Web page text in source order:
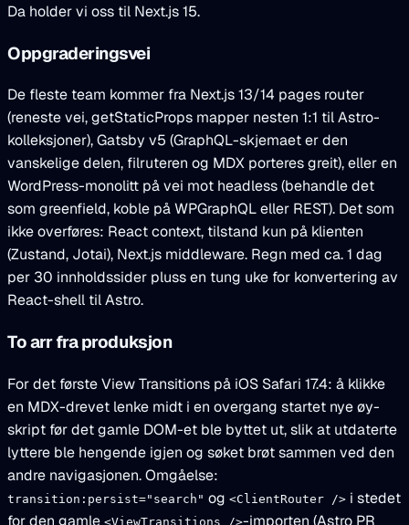
Da holder vi oss til Next.js 15.
Oppgraderingsvei
De fleste team kommer fra Next.js 13/14 pages router
(reneste vei, getStaticProps mapper nesten 1:1 til Astro-
kolleksjoner), Gatsby v5 (GraphQL-skjemaet er den
vanskelige delen, filruteren og MDX porteres greit), eller en
WordPress-monolitt på vei mot headless (behandle det
som greenfield, koble på WPGraphQL eller REST). Det som
ikke overføres: React context, tilstand kun på klienten
(Zustand, Jotai), Next.js middleware. Regn med ca. 1 dag
per 30 innholdssider pluss en tung uke for konvertering av
React-shell til Astro.
To arr fra produksjon
For det første View Transitions på iOS Safari 17.4: å klikke
en MDX-drevet lenke midt i en overgang startet nye øy-
skript før det gamle DOM-et ble byttet ut, slik at utdaterte
lyttere ble hengende igjen og søket brøt sammen ved den
andre navigasjonen. Omgåelse:
transition:persist="search" og <ClientRouter /> i stedet
for den gamle <ViewTransitions />-importen (Astro PR